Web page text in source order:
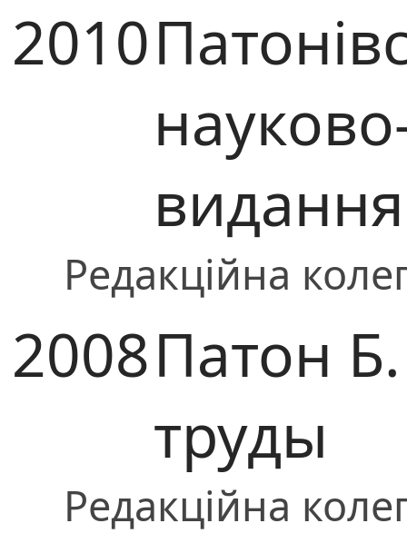
2010
видання
Редакційна
2008Патон
труды
Редакційна